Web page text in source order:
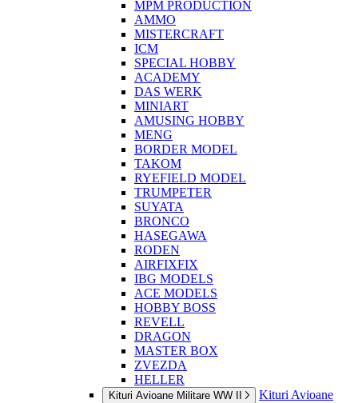
MPM PRODUCTION
AMMO
MISTERCRAFT
ICM
SPECIAL HOBBY
ACADEMY
DAS WERK
MINIART
AMUSING HOBBY
MENG
BORDER MODEL
TAKOM
RYEFIELD MODEL
TRUMPETER
SUYATA
BRONCO
HASEGAWA
RODEN
AIRFIXFIX
IBG MODELS
ACE MODELS
HOBBY BOSS
REVELL
DRAGON
MASTER BOX
ZVEZDA
HELLER
Kituri Avioane Militare WW II
Kituri Avioane